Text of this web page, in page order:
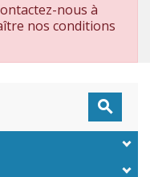
nous à
nos conditions
